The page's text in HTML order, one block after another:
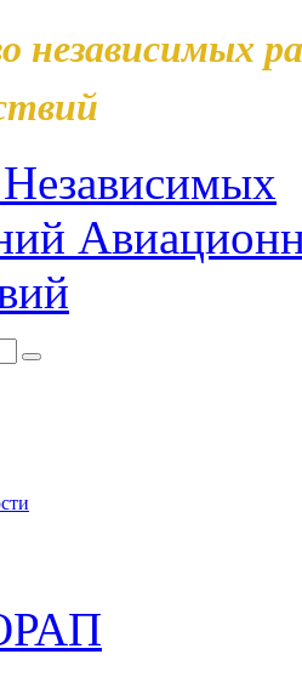
независимых